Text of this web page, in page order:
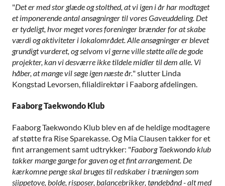
"Det er med stor glæde og stolthed, at vi igen i år har modtaget
et imponerende antal ansøgninger til vores Gaveuddeling. Det
er tydeligt, hvor meget vores foreninger brænder for at skabe
værdi og aktiviteter i lokalområdet. Alle ansøgninger er blevet
grundigt vurderet, og selvom vi gerne ville støtte alle de gode
projekter, kan vi desværre ikke tildele midler til dem alle. Vi
håber, at mange vil søge igen næste år." slutter Linda
Kongstad Levorsen, filialdirektør i Faaborg afdelingen.
Faaborg Taekwondo Klub
Faaborg Taekwondo Klub blev en af de heldige modtagere
af støtte fra Rise Sparekasse. Og Mia Clausen takker for et
fint arrangement samt udtrykker: "Faaborg Taekwondo klub
takker mange gange for gaven og et fint arrangement. De
kærkomne penge skal bruges til redskaber i træningen som
sjippetove, bolde, risposer, balancebrikker, tøndebånd - alt med